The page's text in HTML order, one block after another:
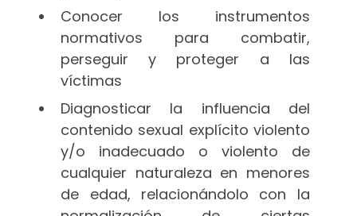
Conocer los instrumentos
normativos para combatir,
perseguir y proteger a las
víctimas
Diagnosticar la influencia del
contenido sexual explícito violento
y/o inadecuado o violento de
cualquier naturaleza en menores
de edad, relacionándolo con la